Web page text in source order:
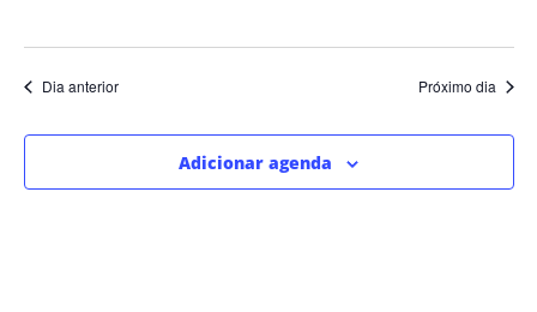
Dia anterior Próximo dia
Adicionar agenda